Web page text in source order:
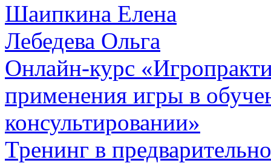
Шаипкина Елена
Лебедева Ольга
Онлайн-курс
применения игры в
консультировании»
Тренинг в